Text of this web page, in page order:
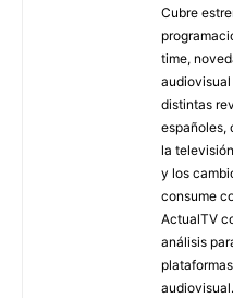
Cubre
time,
audiovisual
distintas
españoles,
la
y los
consume
ActualTV
análisis
audiovisual.